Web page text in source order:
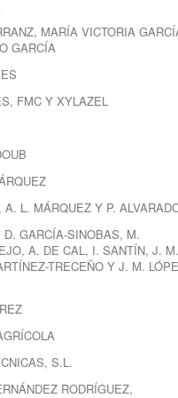
MARÍA VICTORIA
GARCÍA
FMC Y XYLAZEL
L. MÁRQUEZ Y P.
GARCÍA-SINOBAS, M.
A. DE CAL, I. SANTÍN, J. M.
TRECEÑO Y J. M.
S.L.
RODRÍGUEZ,